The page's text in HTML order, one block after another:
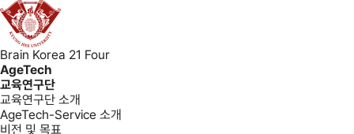
Brain Korea 21 Four
AgeTech
교육연구단
교육연구단 소개
AgeTech-Service 소개
비전 및 목표